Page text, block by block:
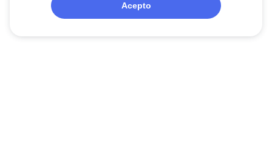
Acepto